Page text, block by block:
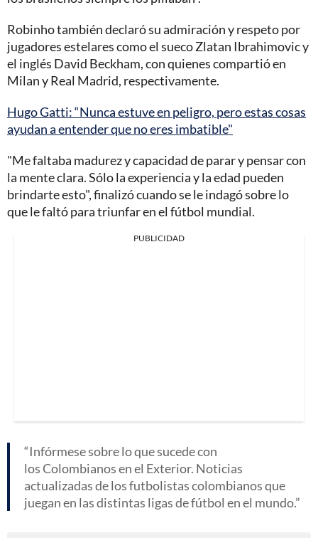
Robinho también declaró su admiración y respeto por
jugadores estelares como el sueco Zlatan Ibrahimovic y
el inglés David Beckham, con quienes compartió en
Milan y Real Madrid, respectivamente.
Hugo Gatti: “Nunca estuve en peligro, pero estas cosas
ayudan a entender que no eres imbatible"
"Me faltaba madurez y capacidad de parar y pensar con
la mente clara. Sólo la experiencia y la edad pueden
brindarte esto", finalizó cuando se le indagó sobre lo
que le faltó para triunfar en el fútbol mundial.
PUBLICIDAD
Infórmese sobre lo que sucede con
los Colombianos en el Exterior. Noticias
actualizadas de los futbolistas colombianos que
juegan en las distintas ligas de fútbol en el mundo.